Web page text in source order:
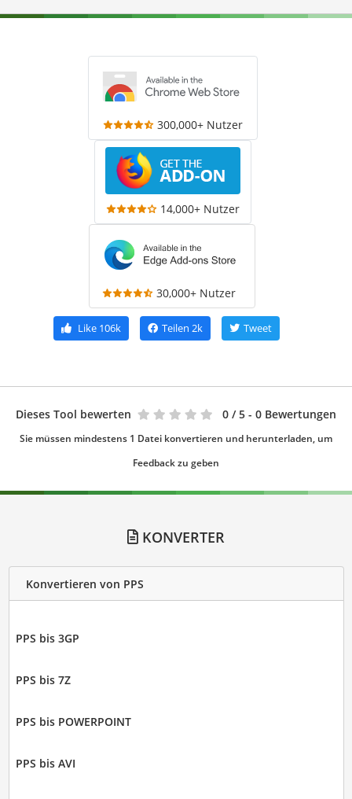
300,000+ Nutzer
14,000+ Nutzer
30,000+ Nutzer
Like 106k Teilen 2k Tweet
Dieses Tool bewerten 0 / 5 - 0 Bewertungen
Sie müssen mindestens 1 Datei konvertieren und herunterladen, um
Feedback zu geben
KONVERTER
Konvertieren von PPS
PPS bis 3GP
PPS bis 7Z
PPS bis POWERPOINT
PPS bis AVI